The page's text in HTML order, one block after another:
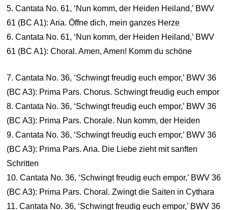
5. Cantata No. 61, ‘Nun komm, der Heiden Heiland,’ BWV
61 (BC A1): Aria. Öffne dich, mein ganzes Herze
6. Cantata No. 61, ‘Nun komm, der Heiden Heiland,’ BWV
61 (BC A1): Choral. Amen, Amen! Komm du schöne
7. Cantata No. 36, ‘Schwingt freudig euch empor,’ BWV 36
(BC A3): Prima Pars. Chorus. Schwingt freudig euch empor
8. Cantata No. 36, ‘Schwingt freudig euch empor,’ BWV 36
(BC A3): Prima Pars. Chorale. Nun komm, der Heiden
9. Cantata No. 36, ‘Schwingt freudig euch empor,’ BWV 36
(BC A3): Prima Pars. Aria. Die Liebe zieht mit sanften
Schritten
10. Cantata No. 36, ‘Schwingt freudig euch empor,’ BWV 36
(BC A3): Prima Pars. Choral. Zwingt die Saiten in Cythara
11. Cantata No. 36, ‘Schwingt freudig euch empor,’ BWV 36